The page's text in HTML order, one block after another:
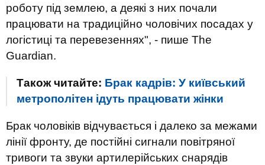
роботу під землею, а деякі з них почали
працювати на традиційно чоловічих посадах у
логістиці та перевезеннях", - пише The
Guardian.
Також читайте: Брак кадрів: У київський
метрополітен ідуть працювати жінки
Брак чоловіків відчувається і далеко за межами
лінії фронту, де постійні сигнали повітряної
тривоги та звуки артилерійських снарядів